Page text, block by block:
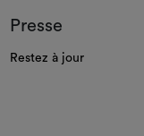
Presse
Restez à jour